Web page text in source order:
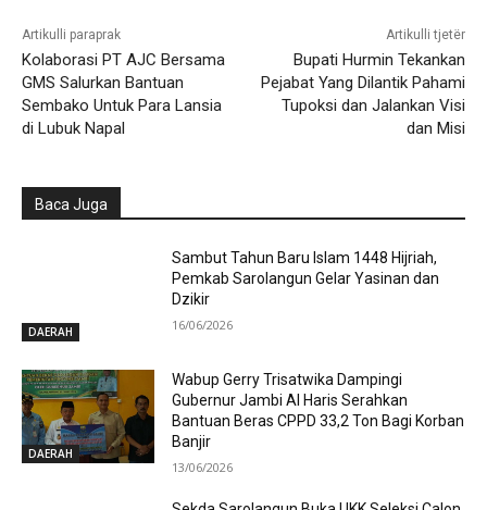
Artikulli paraprak
Kolaborasi PT AJC Bersama
GMS Salurkan Bantuan
Sembako Untuk Para Lansia
di Lubuk Napal
Artikulli tjetër
Bupati Hurmin Tekankan
Pejabat Yang Dilantik Pahami
Tupoksi dan Jalankan Visi
dan Misi
Baca Juga
DAERAH
Sambut Tahun Baru Islam 1448 Hijriah,
Pemkab Sarolangun Gelar Yasinan dan
Dzikir
16/06/2026
DAERAH
Wabup Gerry Trisatwika Dampingi
Gubernur Jambi Al Haris Serahkan
Bantuan Beras CPPD 33,2 Ton Bagi Korban
Banjir
13/06/2026